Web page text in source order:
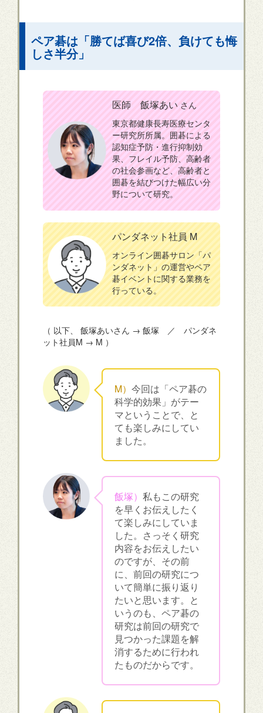
ペア碁は「勝てば喜び2倍、負けても悔
しさ半分」
医師 飯塚あい さん
東京都健康長寿医療センタ
ー研究所所属。囲碁による
認知症予防・進行抑制効
果、フレイル予防、高齢者
の社会参画など、高齢者と
囲碁を結びつけた幅広い分
野について研究。
パンダネット社員 M
オンライン囲碁サロン「パ
ンダネット」の運営やペア
碁イベントに関する業務を
行っている。
（ 以下、 飯塚あいさん → 飯塚 ／ パンダネ
ット社員M → M ）
M） 今回は「ペア碁の
科学的効果」がテー
マということで、と
ても楽しみにしてい
ました。
飯塚） 私もこの研究
を早くお伝えしたく
て楽しみにしていま
した。さっそく研究
内容をお伝えしたい
のですが、その前
に、前回の研究につ
いて簡単に振り返り
たいと思います。と
いうのも、ペア碁の
研究は前回の研究で
見つかった課題を解
消するために行われ
たものだからです。